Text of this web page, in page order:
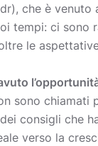
che è
tempi: ci
le
sono
consigli che
verso la